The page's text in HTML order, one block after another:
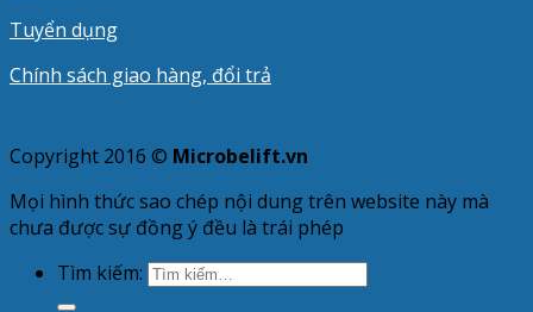
Tuyển dụng
Chính sách giao hàng, đổi trả
Copyright 2016 © Microbelift.vn
Mọi hình thức sao chép nội dung trên website này mà
chưa được sự đồng ý đều là trái phép
Tìm kiếm: